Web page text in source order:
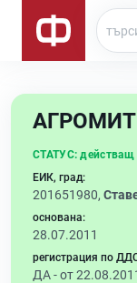
АГРОМИТ
СТАТУС: действащ
ЕИК, град:
201651980,
основана:
28.07.2011
регистрация по
ДА - от